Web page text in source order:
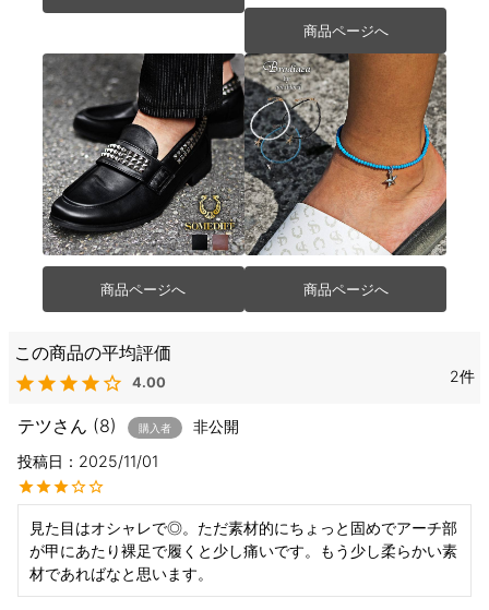
商品ページへ
商品ページへ 商品ページへ
4.00 2
テツ 8 購入者
非公開
投稿日
2025/11/01
見た目はオシャレで◎。ただ素材的にちょっと固めでアーチ部
が甲にあたり裸足で履くと少し痛いです。もう少し柔らかい素
材であればなと思います。